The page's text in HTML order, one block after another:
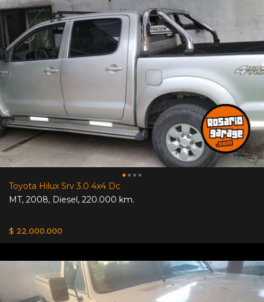
Toyota Hilux Srv 3.0 4x4 Dc
MT, 2008, Diesel, 220.000 km.
$ 22.000.000